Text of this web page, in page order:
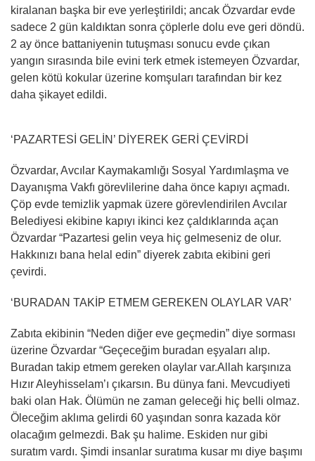
kiralanan başka bir eve yerleştirildi; ancak Özvardar evde
sadece 2 gün kaldıktan sonra çöplerle dolu eve geri döndü.
2 ay önce battaniyenin tutuşması sonucu evde çıkan
yangın sırasında bile evini terk etmek istemeyen Özvardar,
gelen kötü kokular üzerine komşuları tarafından bir kez
daha şikayet edildi.
‘PAZARTESİ GELİN’ DİYEREK GERİ ÇEVİRDİ
Özvardar, Avcılar Kaymakamlığı Sosyal Yardımlaşma ve
Dayanışma Vakfı görevlilerine daha önce kapıyı açmadı.
Çöp evde temizlik yapmak üzere görevlendirilen Avcılar
Belediyesi ekibine kapıyı ikinci kez çaldıklarında açan
Özvardar “Pazartesi gelin veya hiç gelmeseniz de olur.
Hakkınızı bana helal edin” diyerek zabıta ekibini geri
çevirdi.
‘BURADAN TAKİP ETMEM GEREKEN OLAYLAR VAR’
Zabıta ekibinin “Neden diğer eve geçmedin” diye sorması
üzerine Özvardar “Geçeceğim buradan eşyaları alıp.
Buradan takip etmem gereken olaylar var.Allah karşınıza
Hızır Aleyhisselam’ı çıkarsın. Bu dünya fani. Mevcudiyeti
baki olan Hak. Ölümün ne zaman geleceği hiç belli olmaz.
Öleceğim aklıma gelirdi 60 yaşından sonra kazada kör
olacağım gelmezdi. Bak şu halime. Eskiden nur gibi
suratım vardı. Şimdi insanlar suratıma kusar mı diye başımı